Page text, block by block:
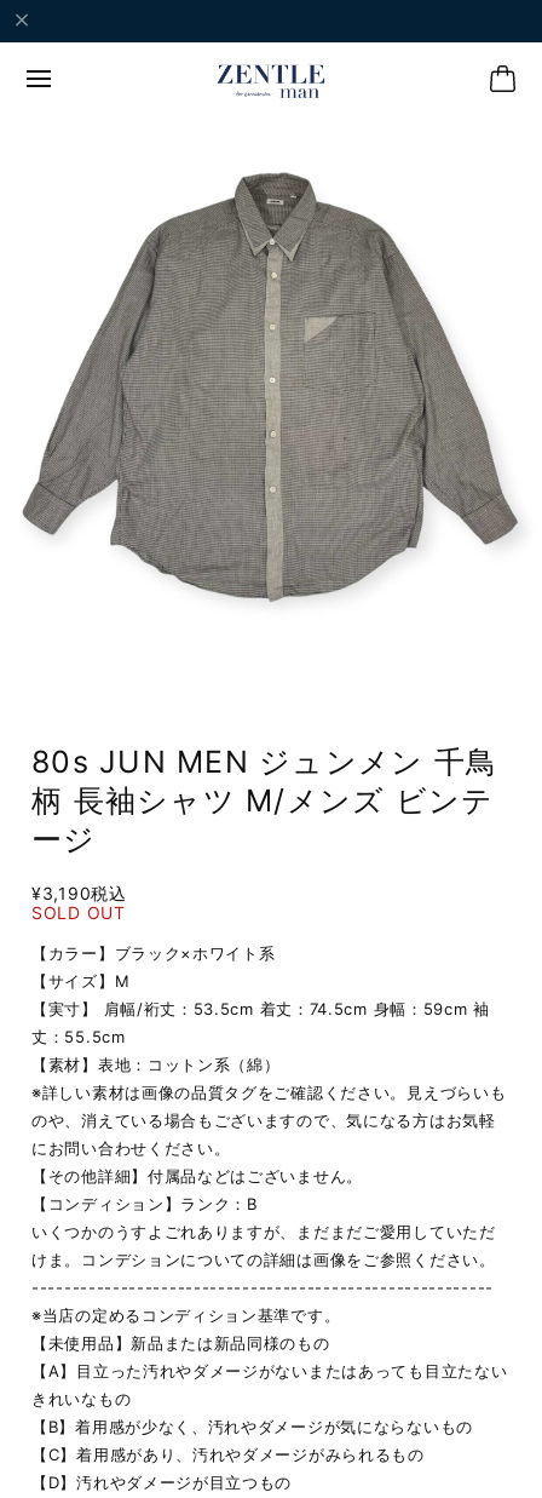
80s JUN MEN ジュンメン 千鳥
柄 長袖シャツ M/メンズ ビンテ
ージ
¥3,190税込
SOLD OUT
【カラー】ブラック×ホワイト系
【サイズ】M
【実寸】 肩幅/裄丈：53.5cm 着丈：74.5cm 身幅：59cm 袖
丈：55.5cm
【素材】表地：コットン系（綿）
※詳しい素材は画像の品質タグをご確認ください。見えづらいも
のや、消えている場合もございますので、気になる方はお気軽
にお問い合わせください。
【その他詳細】付属品などはございません。
【コンディション】ランク：B
いくつかのうすよごれありますが、まだまだご愛用していただ
けま。コンデションについての詳細は画像をご参照ください。
---------------------------------------------------------
※当店の定めるコンディション基準です。
【未使用品】新品または新品同様のもの
【A】目立った汚れやダメージがないまたはあっても目立たない
きれいなもの
【B】着用感が少なく、汚れやダメージが気にならないもの
【C】着用感があり、汚れやダメージがみられるもの
【D】汚れやダメージが目立つもの